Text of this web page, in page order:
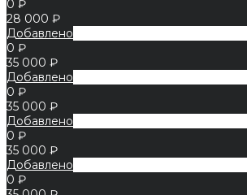
0 ₽
28 000 ₽
Добавлено
0 ₽
35 000 ₽
Добавлено
0 ₽
35 000 ₽
Добавлено
0 ₽
35 000 ₽
Добавлено
0 ₽